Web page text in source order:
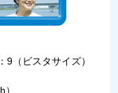
（ビスタサイズ）